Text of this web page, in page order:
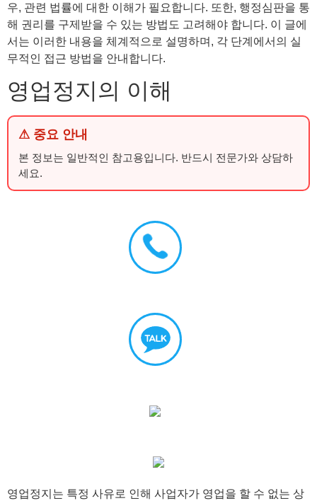
우, 관련 법률에 대한 이해가 필요합니다. 또한, 행정심판을 통
해 권리를 구제받을 수 있는 방법도 고려해야 합니다. 이 글에
서는 이러한 내용을 체계적으로 설명하며, 각 단계에서의 실
무적인 접근 방법을 안내합니다.
영업정지의 이해
⚠ 중요 안내
본 정보는 일반적인 참고용입니다. 반드시 전문가와 상담하
세요.
영업정지는 특정 사유로 인해 사업자가 영업을 할 수 없는 상